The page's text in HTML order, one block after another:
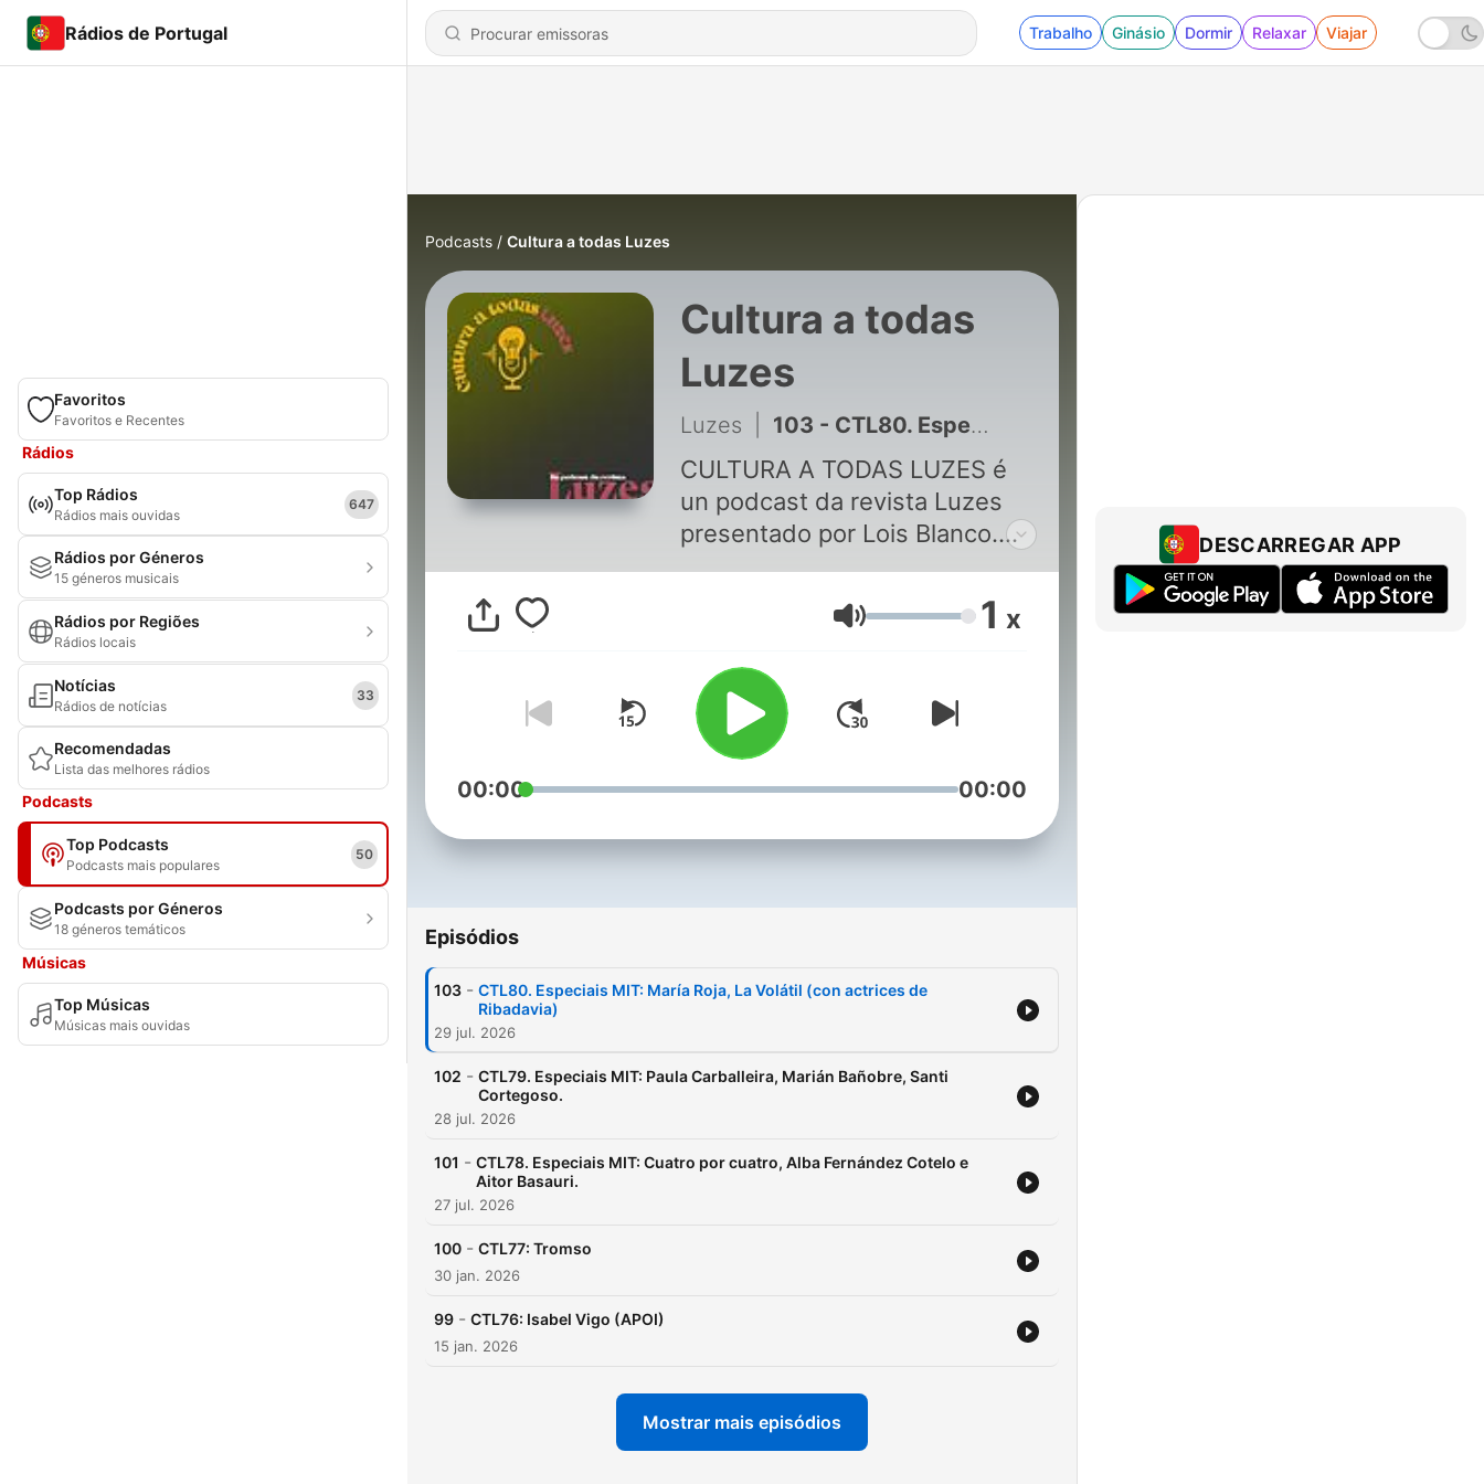
Rádios de Portugal Trabalho Ginásio Dormir Relaxar Viajar
Favoritos
Favoritos e Recentes
Rádios
Top Rádios
Rádios mais ouvidas
647
Rádios por Géneros
15 géneros musicais
Rádios por Regiões
Rádios locais
Notícias
Rádios de notícias
33
Recomendadas
Lista das melhores rádios
Podcasts
Top Podcasts
Podcasts mais populares
50
Podcasts por Géneros
18 géneros temáticos
Músicas
Top Músicas
Músicas mais ouvidas
Podcasts Cultura a todas Luzes
Cultura a todas
Luzes
Luzes 103 - CTL80. Especiais MIT: María Roja, La Volátil (con actrices de Ribadavia)
CULTURA A TODAS LUZES é
un podcast da revista Luzes
presentado por Lois Blanco.
Trátase dun espazo lúdico
para difundir ás diferentes
manifestacións da cultura
galega: teatro, danza, música,
literatura, artes plásticas, etc.
Volume 1 x
00:00 00:00
Episódios
103 - CTL80. Especiais MIT: María Roja, La Volátil (con actrices de
Ribadavia)
29 jul. 2026
102 - CTL79. Especiais MIT: Paula Carballeira, Marián Bañobre, Santi
Cortegoso.
28 jul. 2026
101 - CTL78. Especiais MIT: Cuatro por cuatro, Alba Fernández Cotelo e
Aitor Basauri.
27 jul. 2026
100 - CTL77: Tromso
30 jan. 2026
99 - CTL76: Isabel Vigo (APOI)
15 jan. 2026
Mostrar mais episódios
DESCARREGAR APP